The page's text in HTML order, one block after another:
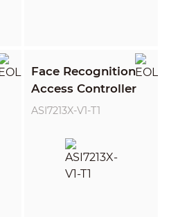
Face Recognition
Access Controller
ASI7213X-V1-T1